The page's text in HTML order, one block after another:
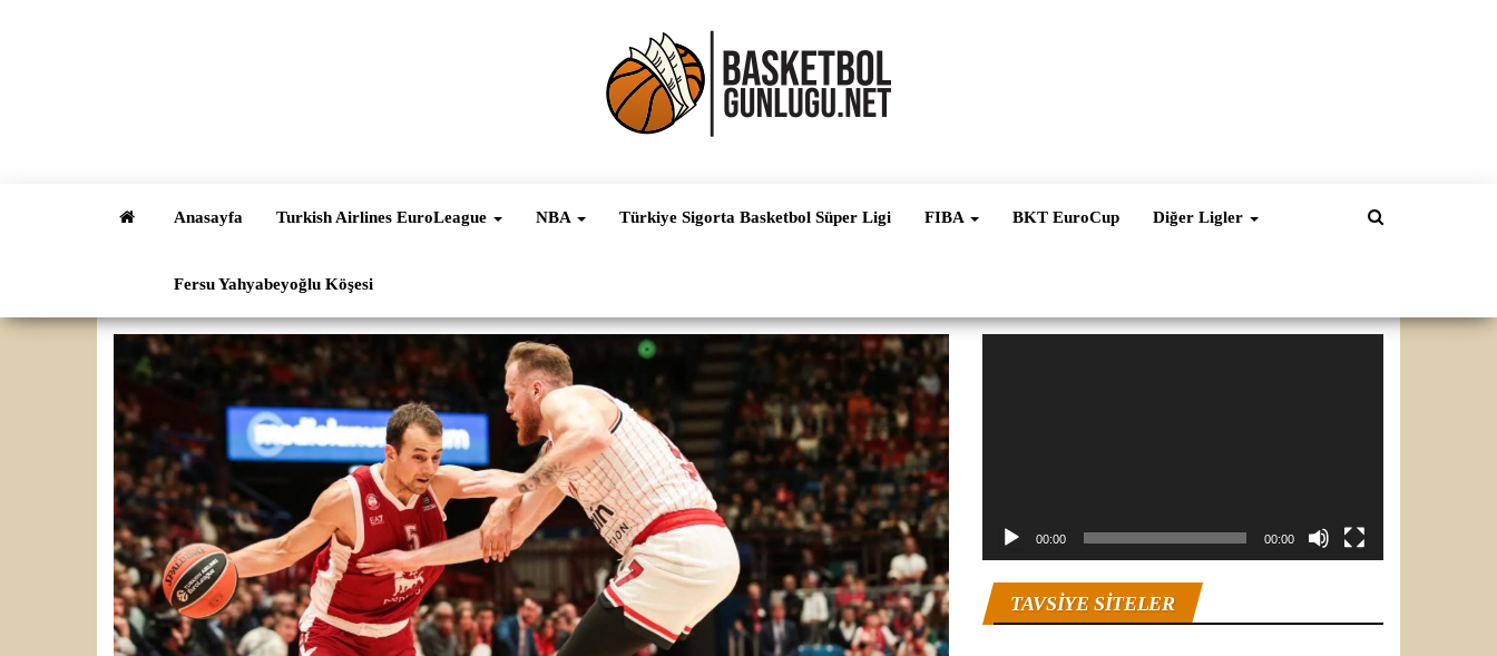
Haber
Süper Lig ve
Dünya
Anasayfa Turkish Airlines EuroLeague NBA Türkiye Sigorta Basketbol Süper Ligi FIBA BKT EuroCup Diğer Ligler
Fersu Yahyabeyoğlu Köşesi
00:00 00:00
TAVSIYE SITELER